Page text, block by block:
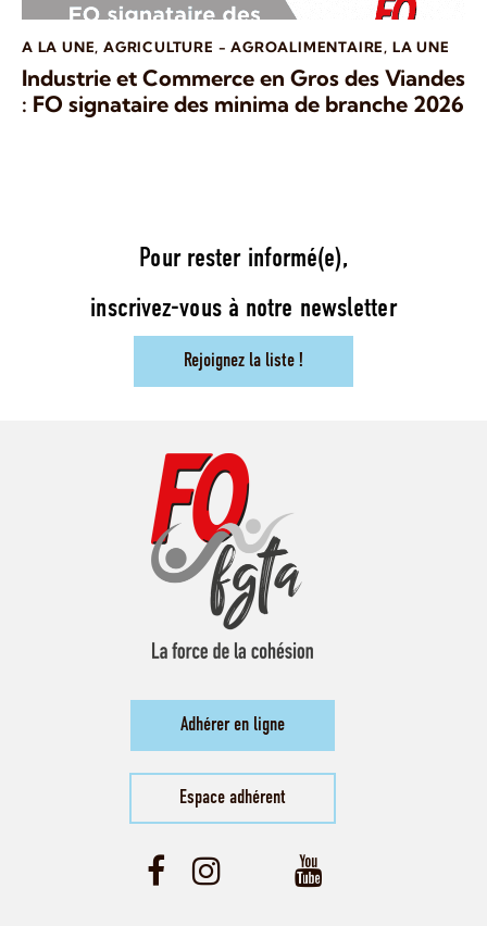
A LA UNE,AGRICULTURE - AGROALIMENTAIRE, LA UNE
Industrie et Commerce en Gros des Viandes
: FO signataire des minima de branche 2026
Pour rester informé(e),
inscrivez-vous à notre newsletter
Rejoignez la liste !
Adhérer en ligne
Espace adhérent